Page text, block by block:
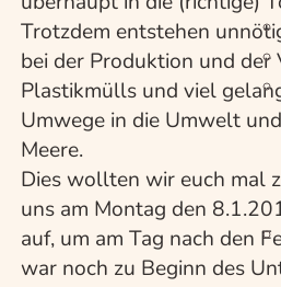
Trotzdem entstehen
bei der Produktion und der
Plastikmülls und viel
Umwege in die Umwelt
Meere.
Dies wollten wir euch mal
uns am Montag den
auf, um am Tag nach den
war noch zu Beginn des